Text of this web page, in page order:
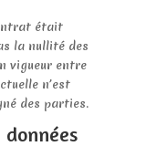
était
la nullité des
vigueur entre
n’est
des parties.